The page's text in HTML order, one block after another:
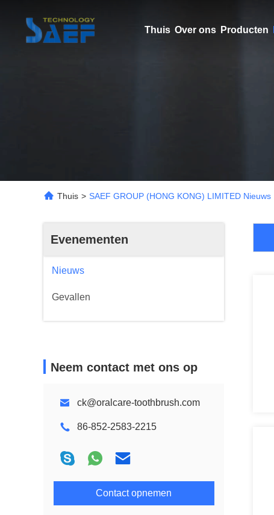
Thuis Over ons Producten
Thuis > SAEF GROUP (HONG KONG) LIMITED Nieuws
Evenementen
Nieuws
Gevallen
Neem contact met ons op
ck@oralcare-toothbrush.com
86-852-2583-2215
Contact opnemen